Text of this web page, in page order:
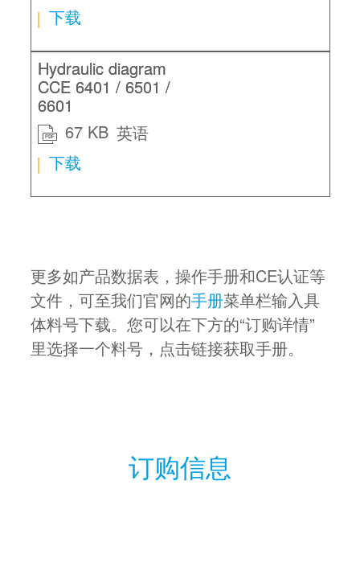
下载
Hydraulic diagram
CCE 6401 / 6501 /
6601
英语
PDF
67 KB
下载
更多如产品数据表，操作手册和CE认证等
文件，可至我们官网的手册菜单栏输入具
体料号下载。您可以在下方的“订购详情”
里选择一个料号，点击链接获取手册。
订购信息